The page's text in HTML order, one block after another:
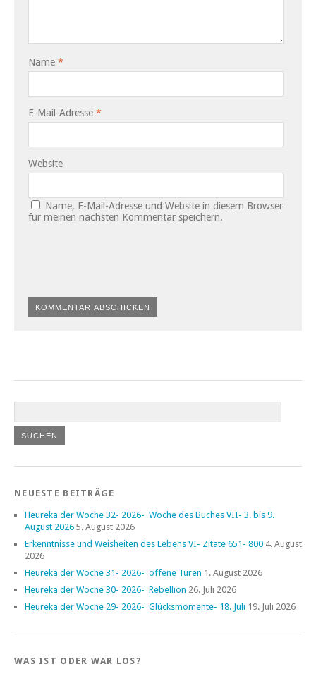
Name *
E-Mail-Adresse *
Website
Name, E-Mail-Adresse und Website in diesem Browser
für meinen nächsten Kommentar speichern.
NEUESTE BEITRÄGE
Heureka der Woche 32- 2026- Woche des Buches VII- 3. bis 9.
August 2026 5. August 2026
Erkenntnisse und Weisheiten des Lebens VI- Zitate 651- 800 4. August
2026
Heureka der Woche 31- 2026- offene Türen 1. August 2026
Heureka der Woche 30- 2026- Rebellion 26. Juli 2026
Heureka der Woche 29- 2026- Glücksmomente- 18. Juli 19. Juli 2026
WAS IST ODER WAR LOS?